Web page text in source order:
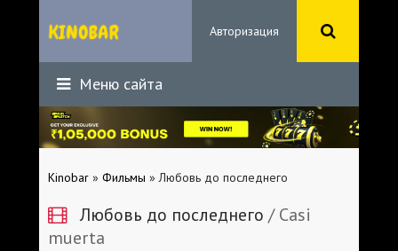
Авторизация
Меню сайта
Kinobar » Фильмы » Любовь до последнего
Любовь до последнего / Casi
muerta